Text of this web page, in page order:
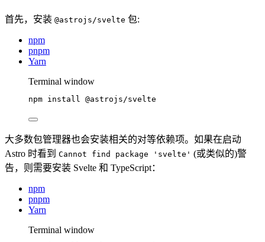
首先，安装 @astrojs/svelte 包:
npm
pnpm
Yarn
Terminal window
npm install @astrojs/svelte
大多数包管理器也会安装相关的对等依赖项。如果在启动
Astro 时看到 Cannot find package 'svelte' (或类似的)警
告，则需要安装 Svelte 和 TypeScript：
npm
pnpm
Yarn
Terminal window